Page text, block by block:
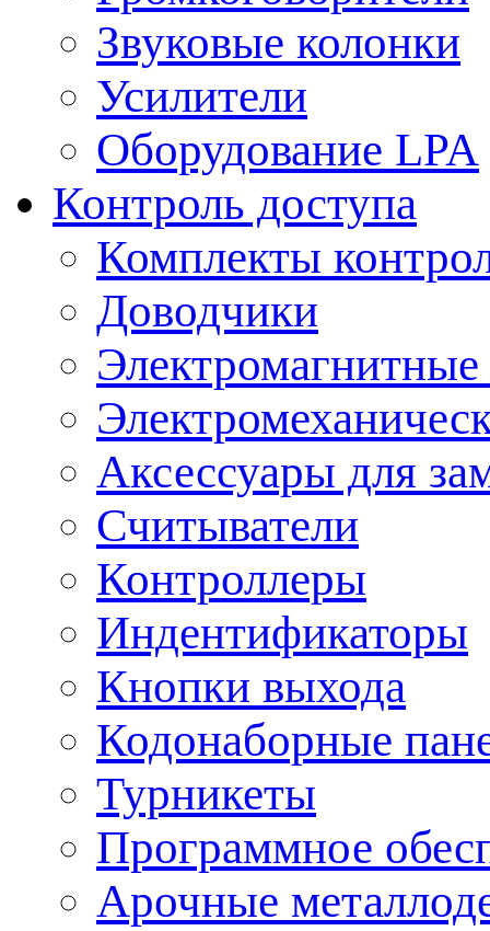
Звуковые колонки
Усилители
Оборудование LPA
Контроль доступа
Комплекты
Доводчики
Аксессуары для
Считыватели
Контроллеры
Индентификаторы
Кнопки выхода
Кодонаборные
Турникеты
Программное
Арочные